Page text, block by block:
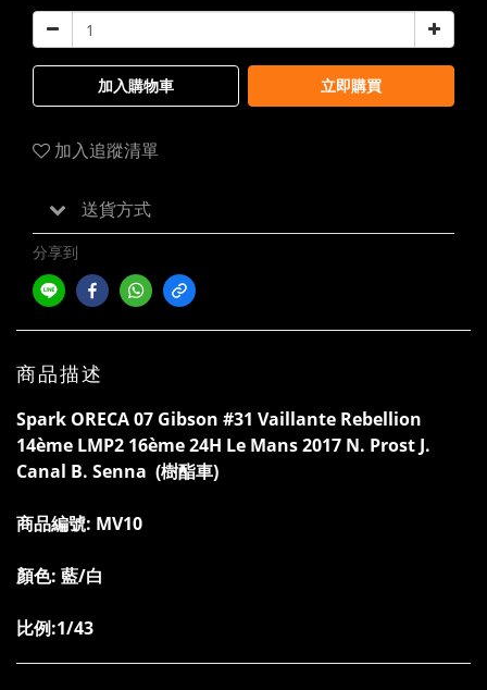
加入購物車 立即購買
加入追蹤清單
送貨方式
分享到
商品描述
Spark ORECA 07 Gibson #31 Vaillante Rebellion
14ème LMP2 16ème 24H Le Mans 2017 N. Prost J.
Canal B. Senna (樹酯車)
商品編號: MV10
顏色: 藍/白
比例:1/43